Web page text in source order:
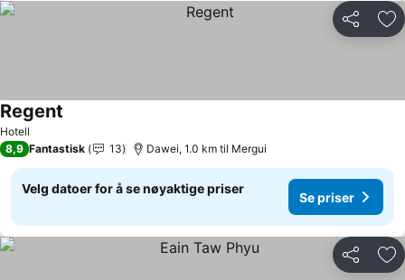
Del
Hotell
Regent
8,9 Fantastisk 13 Dawei, 1.0 km til Mergui
Velg datoer for å se nøyaktige priser
Se priser
Del